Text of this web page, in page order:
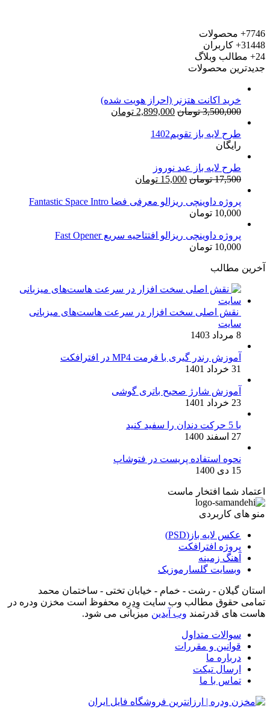
7746+
محصولات
31448+
کاربران
24+
مطالب وبلاگ
جدیدترین محصولات
خرید اکانت هتزنر (احراز هویت شده)
3,500,000 تومان قیمت
2,899,000 تومان
طرح لایه باز تقویم1402
رایگان
طرح لایه باز عید نوروز
17,500 تومان قیمت
17,500 تومان
15,000 تومان
15,000 تومان.
پروژه داوینچی ریزالو معرفی فضا Fantastic Space Intro
10,000 تومان
پروژه داوینچی ریزالو افتتاحیه سریع Fast Opener
10,000 تومان
آخرین مطالب
نقش اصلی سخت افزار در سرعت هاست‌های میزبانی
سایت
8 مرداد 1403
آموزش رندر گیری با فرمت MP4 در افترافکت
31 خرداد 1401
آموزش شارژ صحیح باتری گوشی
23 خرداد 1401
با 5 حرکت دندان را سفید کنید
27 اسفند 1400
نحوه استفاده پریست در فتوشاپ
15 دی 1400
اعتماد شما افتخار ماست
منو های کاربردی
عکس لایه باز(PSD)
پروژه افترافکت
آهنگ زمینه
وبسایت گلسارموزیک
استان گیلان - رشت - خمام - خیابان تختی - ساختمان محمد
تمامی حقوق مطالب وب سایت وِدِرِه محفوظ است مخزن ودره در
هاست های قدرتمند وب آیدین میزبانی می شود.
سوالات متداول
قوانین و مقررات
درباره ما
ارسال تیکت
تماس با ما